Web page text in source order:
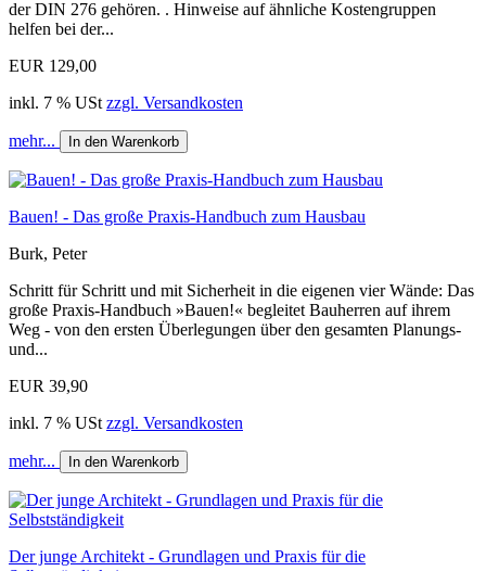
der DIN 276 gehören. . Hinweise auf ähnliche Kostengruppen
helfen bei der...
EUR 129,00
inkl. 7 % USt zzgl. Versandkosten
mehr... In den Warenkorb
Bauen! - Das große Praxis-Handbuch zum Hausbau
Burk, Peter
Schritt für Schritt und mit Sicherheit in die eigenen vier Wände: Das
große Praxis-Handbuch »Bauen!« begleitet Bauherren auf ihrem
Weg - von den ersten Überlegungen über den gesamten Planungs-
und...
EUR 39,90
inkl. 7 % USt zzgl. Versandkosten
mehr... In den Warenkorb
Der junge Architekt - Grundlagen und Praxis für die